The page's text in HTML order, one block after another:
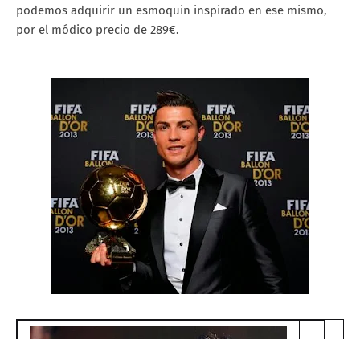
podemos adquirir un esmoquin inspirado en ese mismo,
por el módico precio de 289€.